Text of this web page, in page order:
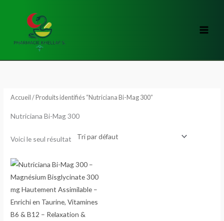
Accueil / Produits identifiés “Nutriciana Bi-Mag 300”
Nutriciana Bi-Mag 300
Voici le seul résultat